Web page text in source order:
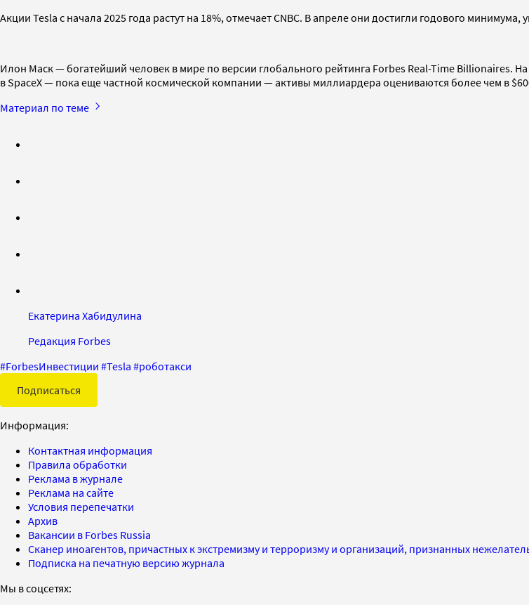
Акции Tesla с начала 2025 года растут на 18%, отмечает CNBC. В апреле они достигли годового
Илон Маск — богатейший человек в мире по версии глобального рейтинга Forbes Real-Time Billionaires. На
в SpaceX — пока еще частной космической компании — активы миллиардера оцениваются более чем в
Материал по теме
Екатерина Хабидулина
Редакция Forbes
#ForbesИнвестиции #Tesla #роботакси
Подписаться
Информация:
Контактная информация
Правила обработки
Реклама в журнале
Реклама на сайте
Условия перепечатки
Архив
Вакансии в Forbes Russia
Сканер иноагентов, причастных к экстремизму и терроризму и организаций, признанных
Подписка на печатную версию журнала
Мы в соцсетях: